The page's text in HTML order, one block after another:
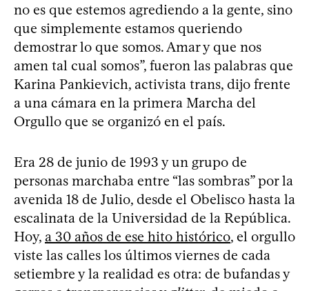
no es que estemos agrediendo a la gente, sino
que simplemente estamos queriendo
demostrar lo que somos. Amar y que nos
amen tal cual somos”, fueron las palabras que
Karina Pankievich, activista trans, dijo frente
a una cámara en la primera Marcha del
Orgullo que se organizó en el país.
Era 28 de junio de 1993 y un grupo de
personas marchaba entre “las sombras” por la
avenida 18 de Julio, desde el Obelisco hasta la
escalinata de la Universidad de la República.
Hoy, a 30 años de ese hito histórico, el orgullo
viste las calles los últimos viernes de cada
setiembre y la realidad es otra: de bufandas y